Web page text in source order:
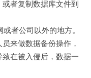
者复制数据库文件到
者公司以外的地方。
来做数据备份操作，
在被入侵后，数据一